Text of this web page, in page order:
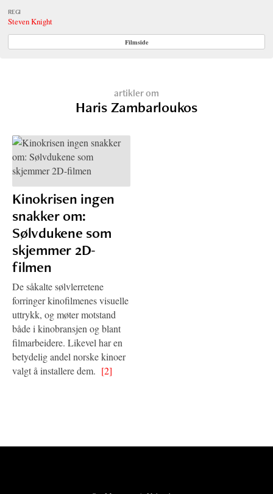
REGI
Steven Knight
Filmside
artikler om
Haris Zambarloukos
Kinokrisen ingen
snakker om:
Sølvdukene som
skjemmer 2D-
filmen
De såkalte sølvlerretene
forringer kinofilmenes visuelle
uttrykk, og møter motstand
både i kinobransjen og blant
filmarbeidere. Likevel har en
betydelig andel norske kinoer
valgt å installere dem. [2]